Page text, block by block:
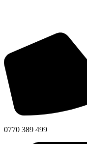
0770 389 499